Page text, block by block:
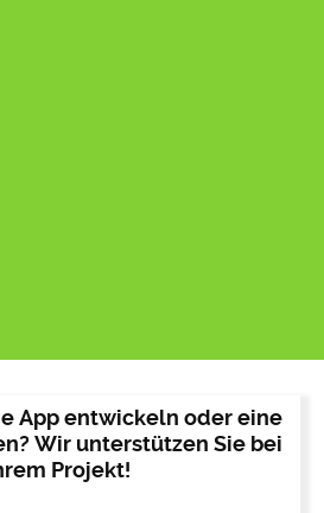
App entwickeln oder eine
Wir unterstützen Sie bei
Projekt!